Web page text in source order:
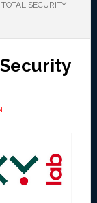
SECURITY